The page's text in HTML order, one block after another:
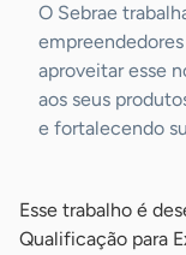
O Sebrae
aproveitar esse
aos seus
e fortalecendo
Esse trabalho é
Qualificação para